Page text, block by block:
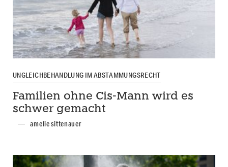
UNGLEICHBEHANDLUNG IM ABSTAMMUNGSRECHT
Familien ohne Cis-Mann wird es
schwer gemacht
amelie sittenauer